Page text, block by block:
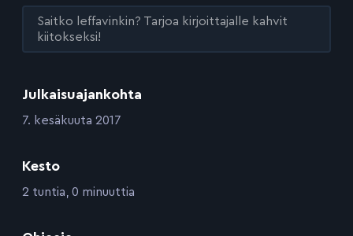
Julkaisuajankohta
:7. kesäkuuta 2017
Kesto
:2 tuntia, 0 minuuttia
Saitko leffavinkin? Tarjoa kirjoittajalle kahvit
kiitokseksi!